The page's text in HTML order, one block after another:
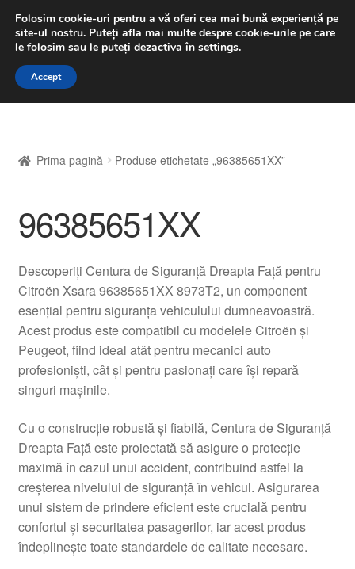
LIVRARE de la 33 lei
luni-vineri 9 a.m. - 4 p.m.031 229 6816
Sari
Sari
A lua legatura
Contul meu
Despre noi
Finalizare comandă
Livrare
Livrare în toată lumea
Plângere
Plățile
Politică de confidențialitate
Prima pagină Produse etichetate „96385651XX”
96385651XX
Descoperiți Centura de Siguranță Dreapta Față pentru
Citroën Xsara 96385651XX 8973T2, un component
esențial pentru siguranța vehiculului dumneavoastră.
Acest produs este compatibil cu modelele Citroën și
Peugeot, fiind ideal atât pentru mecanici auto
profesioniști, cât și pentru pasionați care își repară
singuri mașinile.
Cu o construcție robustă și fiabilă, Centura de Siguranță
Dreapta Față este proiectată să asigure o protecție
maximă în cazul unui accident, contribuind astfel la
creșterea nivelului de siguranță în vehicul. Asigurarea
unui sistem de prindere eficient este crucială pentru
confortul și securitatea pasagerilor, iar acest produs
îndeplinește toate standardele de calitate necesare.
Folosim cookie-uri pentru a vă oferi cea mai bună experiență pe
site-ul nostru. Puteți afla mai multe despre cookie-urile pe care
le folosim sau le puteți dezactiva în settings.
Accept